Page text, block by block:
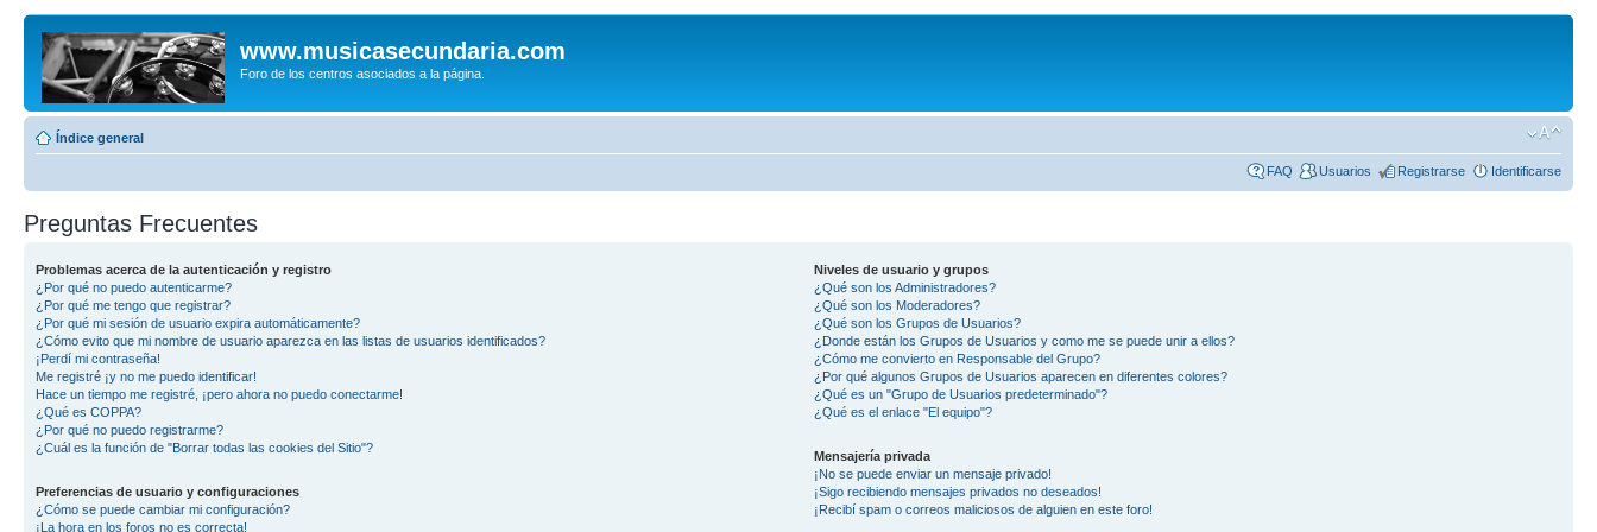
www.musicasecundaria.com
Foro de los centros asociados a la página.
Índice general
FAQ Usuarios Registrarse Identificarse
Preguntas Frecuentes
Problemas acerca de la autenticación y registro
¿Por qué no puedo autenticarme?
¿Por qué me tengo que registrar?
¿Por qué mi sesión de usuario expira automáticamente?
¿Cómo evito que mi nombre de usuario aparezca en las listas de usuarios identificados?
¡Perdí mi contraseña!
Me registré ¡y no me puedo identificar!
Hace un tiempo me registré, ¡pero ahora no puedo conectarme!
¿Qué es COPPA?
¿Por qué no puedo registrarme?
¿Cuál es la función de "Borrar todas las cookies del Sitio"?
Preferencias de usuario y configuraciones
¿Cómo se puede cambiar mi configuración?
¡La hora en los foros no es correcta!
Niveles de usuario y grupos
¿Qué son los Administradores?
¿Qué son los Moderadores?
¿Qué son los Grupos de Usuarios?
¿Donde están los Grupos de Usuarios y como me se puede unir a ellos?
¿Cómo me convierto en Responsable del Grupo?
¿Por qué algunos Grupos de Usuarios aparecen en diferentes colores?
¿Qué es un "Grupo de Usuarios predeterminado"?
¿Qué es el enlace "El equipo"?
Mensajería privada
¡No se puede enviar un mensaje privado!
¡Sigo recibiendo mensajes privados no deseados!
¡Recibí spam o correos maliciosos de alguien en este foro!